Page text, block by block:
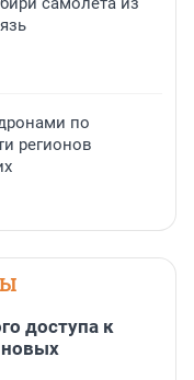
по
регионов
доступа к